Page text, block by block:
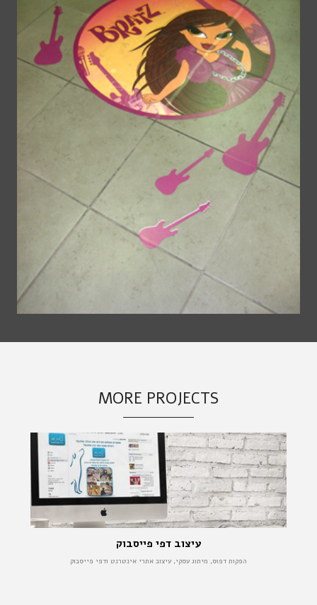
MORE PROJECTS
עיצוב דפי פייסבוק
הפקות דפוס, מיתוג עסקי, עיצוב אתרי אינטרנט ודפי פייסבוק